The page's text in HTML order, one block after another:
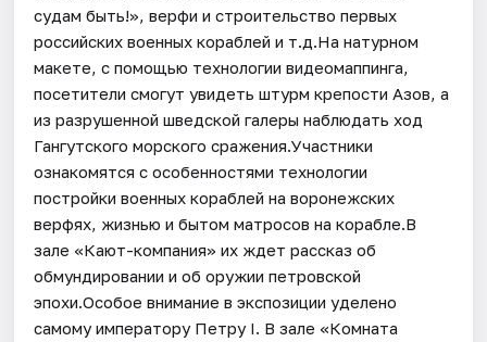
судам быть!», верфи и строительство первых
российских военных кораблей и т.д.На натурном
макете, с помощью технологии видеомаппинга,
посетители смогут увидеть штурм крепости Азов, а
из разрушенной шведской галеры наблюдать ход
Гангутского морского сражения.Участники
ознакомятся с особенностями технологии
постройки военных кораблей на воронежских
верфях, жизнью и бытом матросов на корабле.В
зале «Кают-компания» их ждет рассказ об
обмундировании и об оружии петровской
эпохи.Особое внимание в экспозиции уделено
самому императору Петру I. В зале «Комната